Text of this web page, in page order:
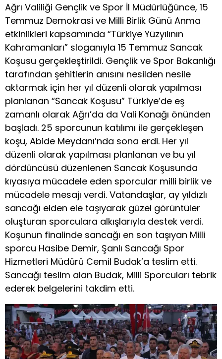
Ağrı Valiliği Gençlik ve Spor İl Müdürlüğünce, 15
Temmuz Demokrasi ve Milli Birlik Günü Anma
etkinlikleri kapsamında “Türkiye Yüzyılının
Kahramanları” sloganıyla 15 Temmuz Sancak
Koşusu gerçekleştirildi. Gençlik ve Spor Bakanlığı
tarafından şehitlerin anısını nesilden nesile
aktarmak için her yıl düzenli olarak yapılması
planlanan “Sancak Koşusu” Türkiye’de eş
zamanlı olarak Ağrı’da da Vali Konağı önünden
başladı. 25 sporcunun katılımı ile gerçekleşen
koşu, Abide Meydanı’nda sona erdi. Her yıl
düzenli olarak yapılması planlanan ve bu yıl
dördüncüsü düzenlenen Sancak Koşusunda
kıyasıya mücadele eden sporcular milli birlik ve
mücadele mesajı verdi. Vatandaşlar, ay yıldızlı
sancağı elden ele taşıyarak güzel görüntüler
oluşturan sporculara alkışlarıyla destek verdi.
Koşunun finalinde sancağı en son taşıyan Milli
sporcu Hasibe Demir, Şanlı Sancağı Spor
Hizmetleri Müdürü Cemil Budak’a teslim etti.
Sancağı teslim alan Budak, Milli Sporcuları tebrik
ederek belgelerini takdim etti.